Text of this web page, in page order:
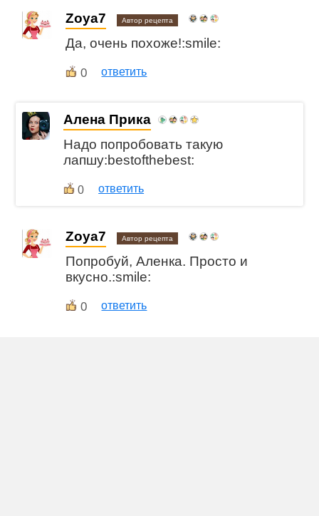
Zoya7 Автор рецепта
Да, очень похоже!:smile:
0 ответить
Алена Прика
Надо попробовать такую
лапшу:bestofthebest:
0 ответить
Zoya7 Автор рецепта
Попробуй, Аленка. Просто и
вкусно.:smile:
0 ответить